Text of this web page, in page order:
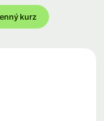
kurz